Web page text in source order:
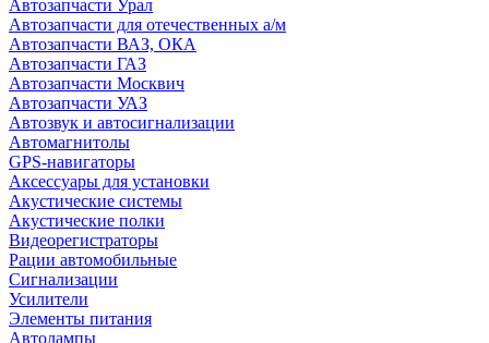
Автозапчасти Урал
Автозапчасти для отечественных а/м
Автозапчасти ВАЗ, ОКА
Автозапчасти ГАЗ
Автозапчасти Москвич
Автозапчасти УАЗ
Автозвук и автосигнализации
Автомагнитолы
GPS-навигаторы
Аксессуары для установки
Акустические системы
Акустические полки
Видеорегистраторы
Рации автомобильные
Сигнализации
Усилители
Элементы питания
Автолампы